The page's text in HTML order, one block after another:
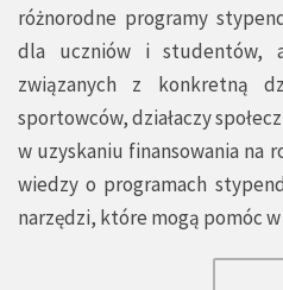
różnorodne programy
dla uczniów i studentów,
związanych z konkretną
sportowców, działaczy
w uzyskaniu finansowania na
wiedzy o programach
narzędzi, które mogą pomóc